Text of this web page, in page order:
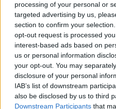
processing of your personal or
targeted advertising by us,
section to confirm your
opt-out request is processed
interest-based ads based on
us or personal information
your opt-out. You may
disclosure of your personal
IAB’s list of downstream
also be disclosed by us to third
Downstream Participants that
Žiūrimiausi
Vaizdai iš tragiškos avarijos
vaiko gyvybių išgelbėti
Žinios Lietuvos diena
Savaitės vidurys nusimato